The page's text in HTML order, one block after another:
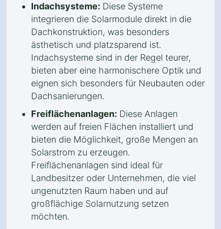
Indachsysteme: Diese Systeme
integrieren die Solarmodule direkt in die
Dachkonstruktion, was besonders
ästhetisch und platzsparend ist.
Indachsysteme sind in der Regel teurer,
bieten aber eine harmonischere Optik und
eignen sich besonders für Neubauten oder
Dachsanierungen.
Freiflächenanlagen: Diese Anlagen
werden auf freien Flächen installiert und
bieten die Möglichkeit, große Mengen an
Solarstrom zu erzeugen.
Freiflächenanlagen sind ideal für
Landbesitzer oder Unternehmen, die viel
ungenutzten Raum haben und auf
großflächige Solarnutzung setzen
möchten.